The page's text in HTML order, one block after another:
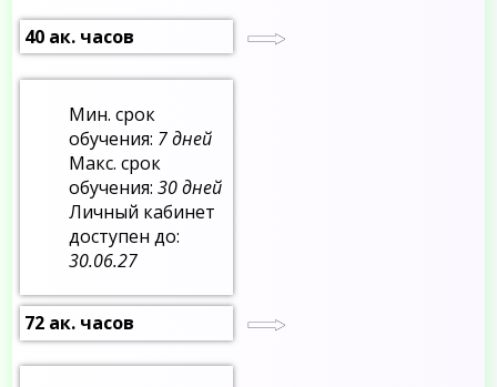
40 ак. часов
Мин. срок
обучения: 7 дней
Макс. срок
обучения:30 дней
Личный кабинет
доступен до:
30.06.27
72 ак. часов